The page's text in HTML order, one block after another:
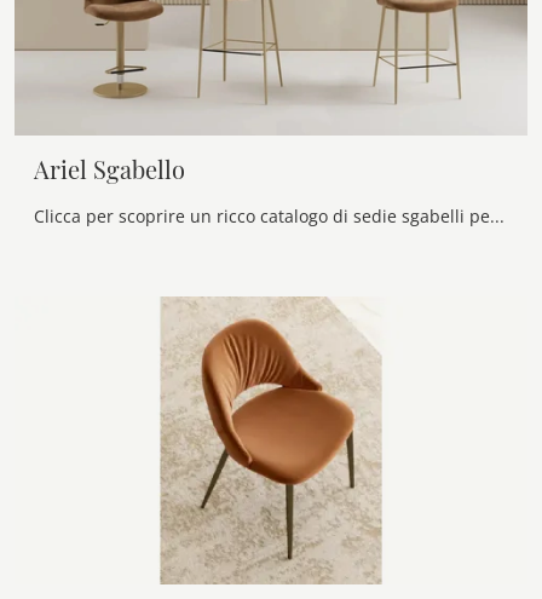
Ariel Sgabello
Clicca per scoprire un ricco catalogo di sedie sgabelli per stanze design: il modello Ariel Sgabello di Bontempi ti sta aspettando!